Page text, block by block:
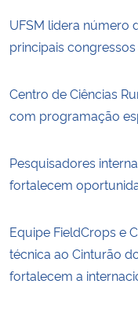
UFSM lidera número
principais
Centro de Ciências
com programação
Pesquisadores
fortalecem
Equipe FieldCrops e
técnica ao Cinturão
fortalecem a